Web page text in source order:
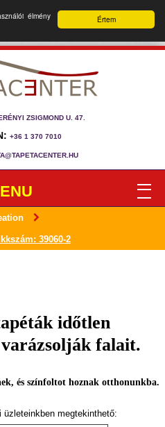
Értem
élmény
ZSIGMOND U. 47.
+36 1 370 7010
39060-2
időtlen
falait.
és színfoltot hoznak otthonunkba.
üzleteinkben megtekinthető: